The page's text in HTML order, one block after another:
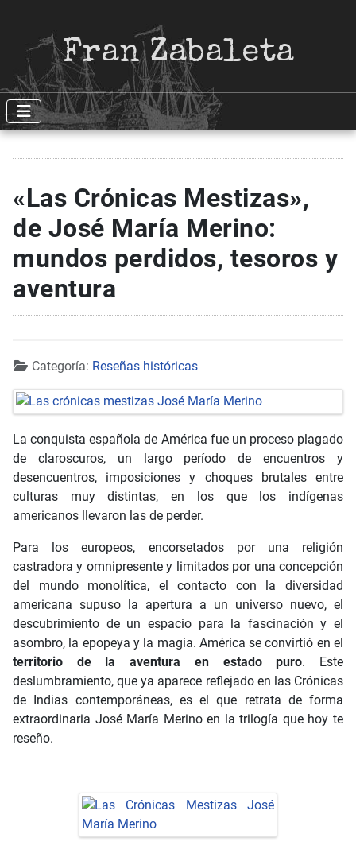
Fran Zabaleta
«Las Crónicas Mestizas»,
de José María Merino:
mundos perdidos, tesoros y
aventura
Detalles
Categoría: Reseñas históricas
La conquista española de América fue un proceso plagado
de claroscuros, un largo período de encuentros y
desencuentros, imposiciones y choques brutales entre
culturas muy distintas, en los que los indígenas
americanos llevaron las de perder.
Para los europeos, encorsetados por una religión
castradora y omnipresente y limitados por una concepción
del mundo monolítica, el contacto con la diversidad
americana supuso la apertura a un universo nuevo, el
descubrimiento de un espacio para la fascinación y el
asombro, la epopeya y la magia. América se convirtió en el
territorio de la aventura en estado puro. Este
deslumbramiento, que ya aparece reflejado en las Crónicas
de Indias contemporáneas, es el que retrata de forma
extraordinaria José María Merino en la trilogía que hoy te
reseño.